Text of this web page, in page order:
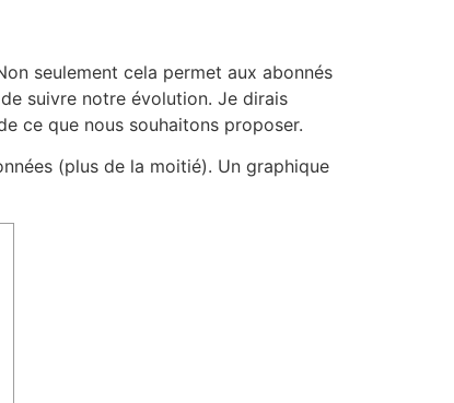
seulement cela permet aux abonnés
suivre notre évolution. Je dirais
ce que nous souhaitons proposer.
(plus de la moitié). Un graphique